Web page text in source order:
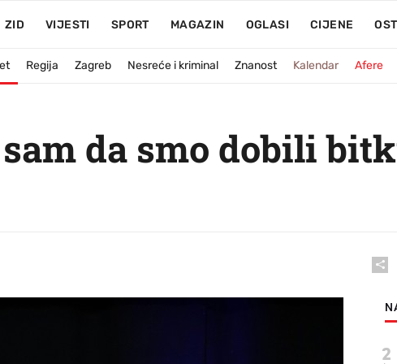
ZID VIJESTI SPORT MAGAZIN OGLASI CIJENE
Regija Zagreb Nesreće i kriminal Znanost Kalendar Afere
da smo dobili
2